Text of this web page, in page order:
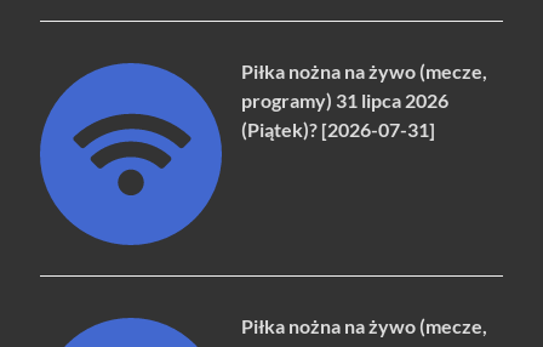
Piłka nożna na żywo (mecze,
programy) 31 lipca 2026
(Piątek)? [2026-07-31]
Piłka nożna na żywo (mecze,